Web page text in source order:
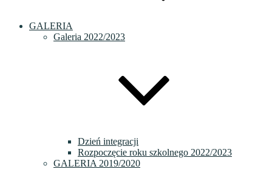
GALERIA
Galeria 2022/2023
Dzień integracji
Rozpoczęcie roku szkolnego 2022/2023
GALERIA 2019/2020